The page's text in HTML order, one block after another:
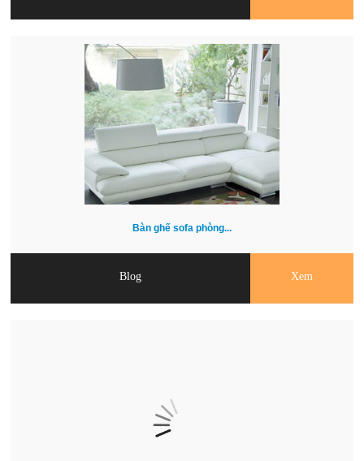
Bàn ghế sofa phòng...
Blog Xem